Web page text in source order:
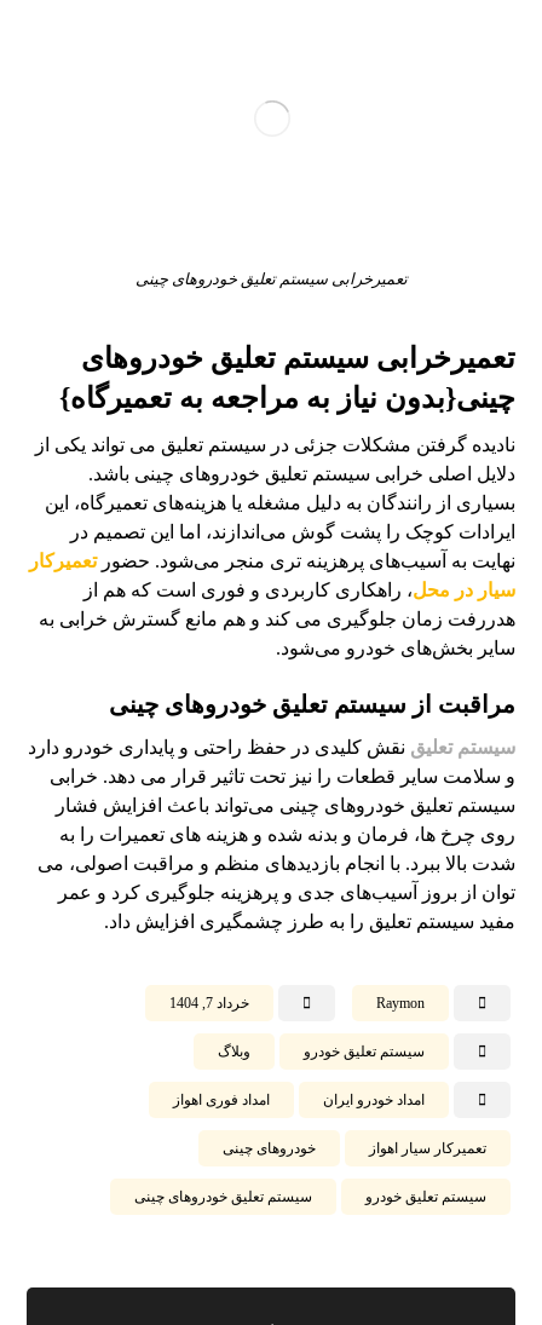
تعمیرخرابی سیستم تعلیق خودروهای چینی
تعمیرخرابی سیستم تعلیق خودروهای
چینی{بدون نیاز به مراجعه به تعمیرگاه}
نادیده گرفتن مشکلات جزئی در سیستم تعلیق می تواند یکی از
دلایل اصلی خرابی سیستم تعلیق خودروهای چینی باشد.
بسیاری از رانندگان به دلیل مشغله یا هزینه‌های تعمیرگاه، این
ایرادات کوچک را پشت گوش می‌اندازند، اما این تصمیم در
نهایت به آسیب‌های پرهزینه تری منجر می‌شود. حضورتعمیرکار
سیار در محل، راهکاری کاربردی و فوری است که هم از
هدررفت زمان جلوگیری می کند و هم مانع گسترش خرابی به
سایر بخش‌های خودرو می‌شود.
مراقبت از سیستم تعلیق خودروهای چینی
سیستم تعلیق نقش کلیدی در حفظ راحتی و پایداری خودرو دارد
و سلامت سایر قطعات را نیز تحت تاثیر قرار می دهد. خرابی
سیستم تعلیق خودروهای چینی می‌تواند باعث افزایش فشار
روی چرخ ها، فرمان و بدنه شده و هزینه های تعمیرات را به
شدت بالا ببرد. با انجام بازدیدهای منظم و مراقبت اصولی، می
توان از بروز آسیب‌های جدی و پرهزینه جلوگیری کرد و عمر
مفید سیستم تعلیق را به طرز چشمگیری افزایش داد.
Raymon خرداد 7, 1404
سیستم تعلیق خودرو وبلاگ
امداد خودرو ایران امداد فوری اهواز
تعمیرکار سیار اهواز خودروهای چینی
سیستم تعلیق خودرو سیستم تعلیق خودروهای چینی